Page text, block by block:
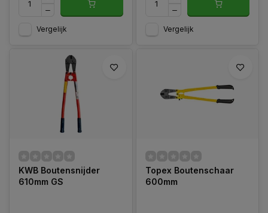
Vergelijk Vergelijk
KWB Boutensnijder
610mm GS
Topex Boutenschaar
600mm